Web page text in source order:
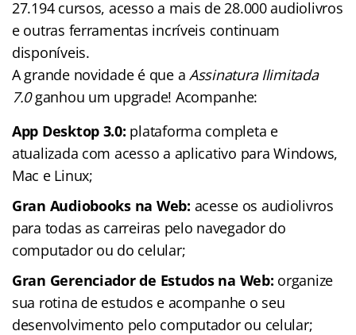
27.194 cursos, acesso a mais de 28.000 audiolivros
e outras ferramentas incríveis continuam
disponíveis.
A grande novidade é que a Assinatura Ilimitada
7.0ganhou um upgrade! Acompanhe:
App Desktop 3.0: plataforma completa e
atualizada com acesso a aplicativo para Windows,
Mac e Linux;
Gran Audiobooks na Web: acesse os audiolivros
para todas as carreiras pelo navegador do
computador ou do celular;
Gran Gerenciador de Estudos na Web: organize
sua rotina de estudos e acompanhe o seu
desenvolvimento pelo computador ou celular;